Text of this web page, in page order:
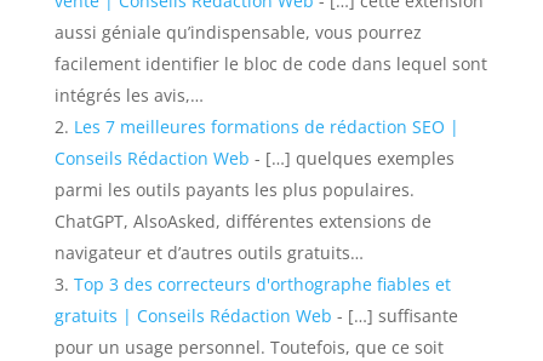
aussi géniale qu’indispensable, vous pourrez
facilement identifier le bloc de code dans lequel sont
intégrés les avis,…
Les 7 meilleures formations de rédaction SEO |
Conseils Rédaction Web - […] quelques exemples
parmi les outils payants les plus populaires.
ChatGPT, AlsoAsked, différentes extensions de
navigateur et d’autres outils gratuits…
Top 3 des correcteurs d'orthographe fiables et
gratuits | Conseils Rédaction Web - […] suffisante
pour un usage personnel. Toutefois, que ce soit